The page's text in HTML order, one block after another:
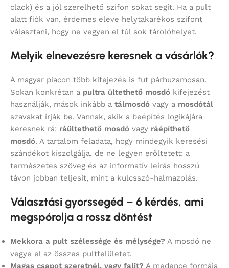
clack) és a jól szerelhető szifon sokat segít. Ha a pult
alatt fiók van, érdemes eleve helytakarékos szifont
választani, hogy ne vegyen el túl sok tárolóhelyet.
Melyik elnevezésre keresnek a vásárlók?
A magyar piacon több kifejezés is fut párhuzamosan.
Sokan konkrétan a pultra ültethető mosdó kifejezést
használják, mások inkább a tálmosdó vagy a mosdótál
szavakat írják be. Vannak, akik a beépítés logikájára
keresnek rá: ráültethető mosdó vagy ráépíthető
mosdó. A tartalom feladata, hogy mindegyik keresési
szándékot kiszolgálja, de ne legyen erőltetett: a
természetes szöveg és az informatív leírás hosszú
távon jobban teljesít, mint a kulcsszó-halmazolás.
Választási gyorssegéd – 6 kérdés, ami
megspórolja a rossz döntést
Mekkora a pult szélessége és mélysége? A mosdó ne
vegye el az összes pultfelületet.
Magas csapot szeretnél, vagy falit? A medence formája